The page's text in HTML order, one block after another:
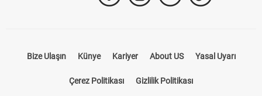
Bize Ulaşın Künye Kariyer About US Yasal Uyarı
Çerez Politikası Gizlilik Politikası